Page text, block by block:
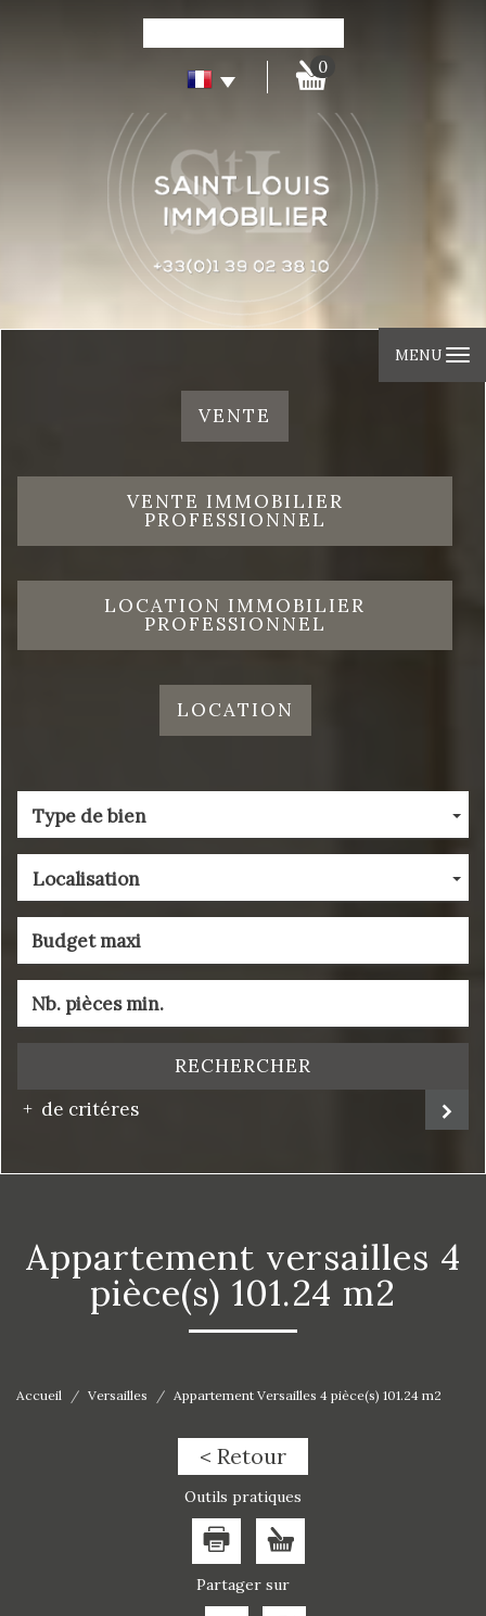
0
MENU
VENTE
VENTE IMMOBILIER
PROFESSIONNEL
LOCATION IMMOBILIER
PROFESSIONNEL
LOCATION
Type de bien
Localisation
RECHERCHER
de critéres
appartement versailles 4
pièce(s) 101.24 m2
Accueil Versailles Appartement Versailles 4 pièce(s) 101.24 m2
< Retour
Outils pratiques
Partager sur